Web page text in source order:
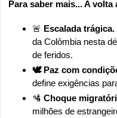
Para saber mais... A
🚨 Escalada trágica.
da Colômbia nesta
de feridos.
🕊️ Paz com
define exigências
🛂 Choque
milhões de